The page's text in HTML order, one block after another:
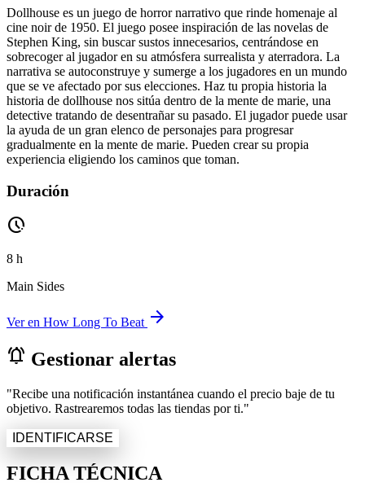
Dollhouse es un juego de horror narrativo que rinde homenaje al
cine noir de 1950. El juego posee inspiración de las novelas de
Stephen King, sin buscar sustos innecesarios, centrándose en
sobrecoger al jugador en su atmósfera surrealista y aterradora. La
narrativa se autoconstruye y sumerge a los jugadores en un mundo
que se ve afectado por sus elecciones. Haz tu propia historia la
historia de dollhouse nos sitúa dentro de la mente de marie, una
detective tratando de desentrañar su pasado. El jugador puede usar
la ayuda de un gran elenco de personajes para progresar
gradualmente en la mente de marie. Pueden crear su propia
experiencia eligiendo los caminos que toman.
Duración
pace
8 h
Main Sides
Ver en How Long To Beat arrow_forward
notifications_active Gestionar alertas
"Recibe una notificación instantánea cuando el precio baje de tu
objetivo. Rastrearemos todas las tiendas por ti."
IDENTIFICARSE
FICHA TÉCNICA